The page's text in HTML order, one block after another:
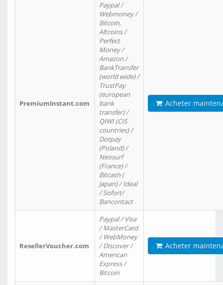
PremiumInstant.com
Paypal /
Webmoney /
Bitcoin,
Altcoins /
Perfect
Money /
Amazon /
BankTransfer
(world wide) /
TrustPay
(european
bank
transfer) /
QIWI (CIS
countries) /
Dotpay
(Poland) /
Neosurf
(France) /
Bitcash (
Japan) / Ideal
/ Sofort/
Bancontact
Acheter
ResellerVoucher.com
Paypal / Visa
/ MasterCard
/ WebMoney
/ Discover /
American
Express /
Bitcoin
Acheter